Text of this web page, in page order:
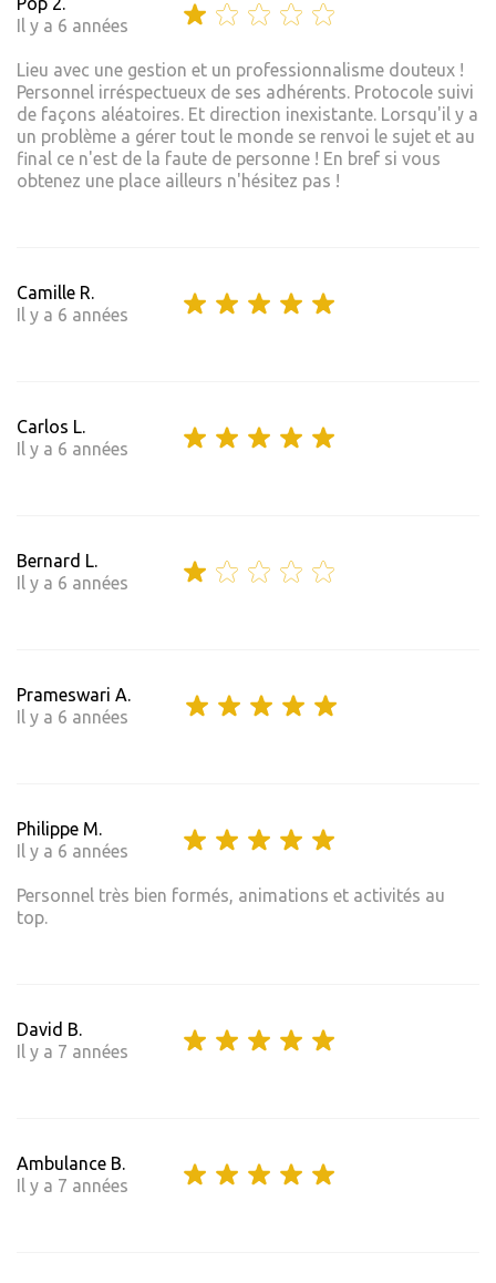
Il y a 6 années
Lieu avec une gestion et un professionnalisme douteux !
Personnel irréspectueux de ses adhérents. Protocole suivi
de façons aléatoires. Et direction inexistante. Lorsqu'il y a
un problème a gérer tout le monde se renvoi le sujet et au
final ce n'est de la faute de personne ! En bref si vous
obtenez une place ailleurs n'hésitez pas !
Camille R.
Il y a 6 années
Carlos L.
Il y a 6 années
Bernard L.
Il y a 6 années
Prameswari A.
Il y a 6 années
Philippe M.
Il y a 6 années
Personnel très bien formés, animations et activités au
top.
David B.
Il y a 7 années
Ambulance B.
Il y a 7 années